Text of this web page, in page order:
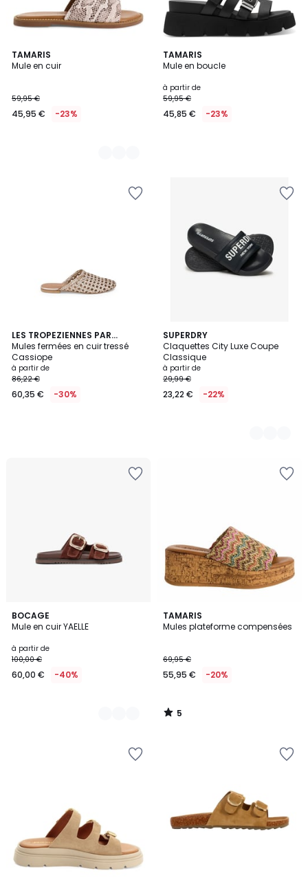
TAMARIS
Mule en cuir
59,95 €
45,95 € -23%
2
Couleurs
TAMARIS
Mule en boucle
à partir de
59,95 €
45,85 € -23%
LES TROPEZIENNES PAR
M.BELARBI
Mules fermées en cuir tressé
Cassiope
à partir de
86,22 €
60,35 € -30%
SUPERDRY
Claquettes City Luxe Coupe
Classique
à partir de
29,99 €
23,22 € -22%
4
Couleurs
BOCAGE
Mule en cuir YAELLE
à partir de
100,00 €
60,00 € -40%
3
Couleurs
TAMARIS
Mules plateforme compensées
69,95 €
55,95 € -20%
5
/
5
/